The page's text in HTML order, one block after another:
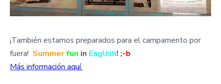
¡También estamos preparados para el campamento por
fuera! Summerfun in English! ;-b
Más información aquí.